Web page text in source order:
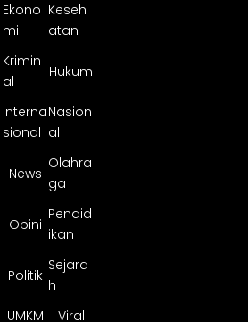
Ekono
mi
Keseh
atan
Krimin
al
Hukum
Interna
sional
Nasion
al
News
Olahra
ga
Opini
Pendid
ikan
Politik
Sejara
h
UMKM
Viral